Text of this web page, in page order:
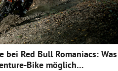
bei Red Bull Romaniacs: Was
Bike möglich…